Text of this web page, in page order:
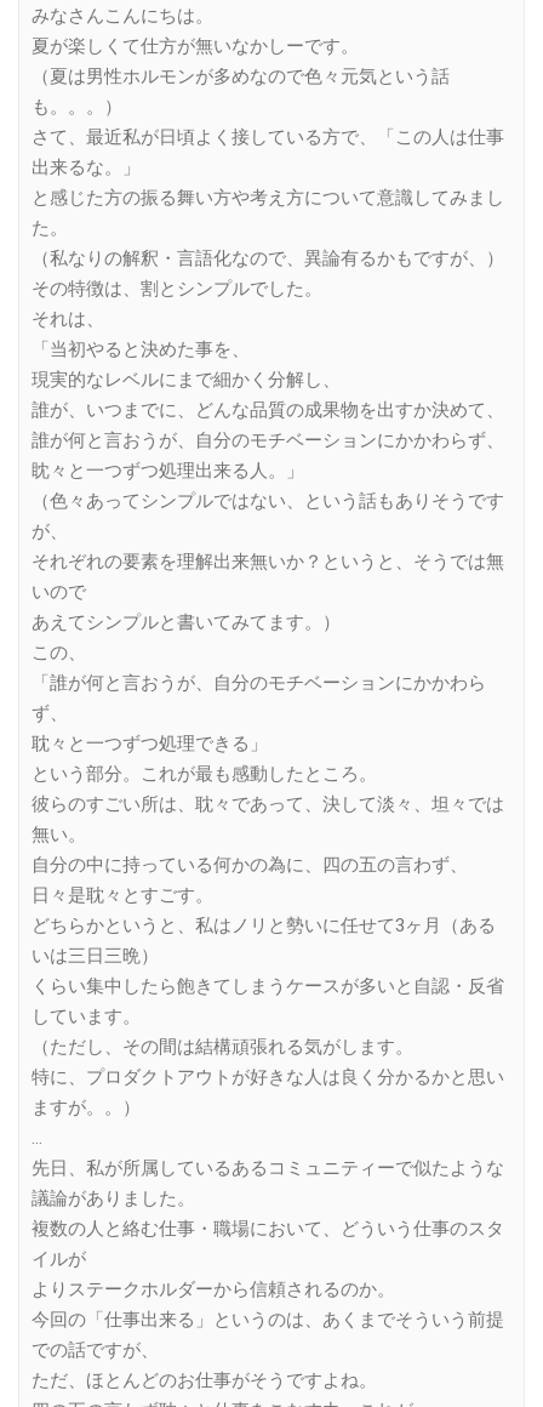
みなさんこんにちは。
夏が楽しくて仕方が無いなかしーです。
（夏は男性ホルモンが多めなので色々元気という話
も。。。）
さて、最近私が日頃よく接している方で、「この人は仕事
出来るな。」
と感じた方の振る舞い方や考え方について意識してみまし
た。
（私なりの解釈・言語化なので、異論有るかもですが、）
その特徴は、割とシンプルでした。
それは、
「当初やると決めた事を、
現実的なレベルにまで細かく分解し、
誰が、いつまでに、どんな品質の成果物を出すか決めて、
誰が何と言おうが、自分のモチベーションにかかわらず、
眈々と一つずつ処理出来る人。」
（色々あってシンプルではない、という話もありそうです
が、
それぞれの要素を理解出来無いか？というと、そうでは無
いので
あえてシンプルと書いてみてます。）
この、
「誰が何と言おうが、自分のモチベーションにかかわら
ず、
耽々と一つずつ処理できる」
という部分。これが最も感動したところ。
彼らのすごい所は、耽々であって、決して淡々、坦々では
無い。
自分の中に持っている何かの為に、四の五の言わず、
日々是耽々とすごす。
どちらかというと、私はノリと勢いに任せて3ヶ月（ある
いは三日三晩）
くらい集中したら飽きてしまうケースが多いと自認・反省
しています。
（ただし、その間は結構頑張れる気がします。
特に、プロダクトアウトが好きな人は良く分かるかと思い
ますが。。）
…
先日、私が所属しているあるコミュニティーで似たような
議論がありました。
複数の人と絡む仕事・職場において、どういう仕事のスタ
イルが
よりステークホルダーから信頼されるのか。
今回の「仕事出来る」というのは、あくまでそういう前提
での話ですが、
ただ、ほとんどのお仕事がそうですよね。